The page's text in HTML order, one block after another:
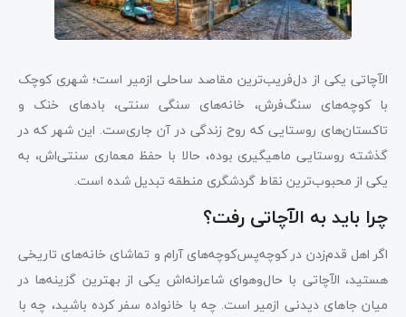
الآچاتی یکی از دل‌فریب‌ترین مقاصد ساحلی ازمیر است؛ شهری کوچک
با کوچه‌های سنگ‌فرش، خانه‌های سنگی سنتی، بادهای خنک و
تاکستان‌های روستایی که روح زندگی در آن جاری‌ست. این شهر که در
گذشته روستایی ماهیگیری بوده، حالا با حفظ معماری سنتی‌اش، به
یکی از محبوب‌ترین نقاط گردشگری منطقه تبدیل شده است.
چرا باید به الآچاتی رفت؟
اگر اهل قدم‌زدن در کوچه‌پس‌کوچه‌های آرام و تماشای خانه‌های تاریخی
هستید، الآچاتی با حال‌وهوای شاعرانه‌اش یکی از بهترین گزینه‌ها در
میان جاهای دیدنی ازمیر است. چه با خانواده سفر کرده باشید، چه با